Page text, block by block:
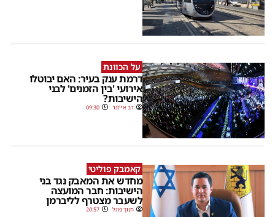
על הכוונת
דרמת ענק בעיר: האם יבוטלו
אירועי 'בין הזמנים' לבני
הישיבות?
דב אייזנר 09:30
קאמבק פוליטי
מחדש את המאבק נגד בני
הישיבות: חבר המועצה
לשעבר מצטרף לליברמן
חנוך פוגל 20:57